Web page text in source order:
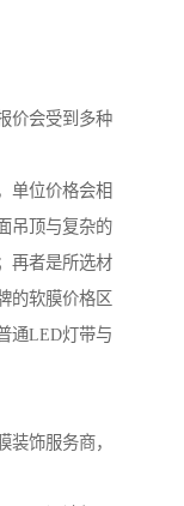
价会受到多种
单位价格会相
吊顶与复杂的
再者是所选材
的软膜价格区
通LED灯带与
饰服务商，